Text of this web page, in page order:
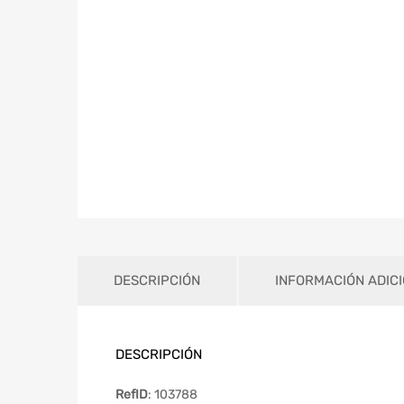
DESCRIPCIÓN INFORMACIÓN
DESCRIPCIÓN
RefID: 103788